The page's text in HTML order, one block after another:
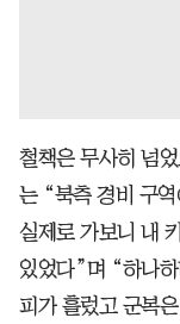
철책은 무사히 넘
는 “북측 경비 구
실제로 가보니 내
있었다”며 “하나
피가 흘렀고 군복